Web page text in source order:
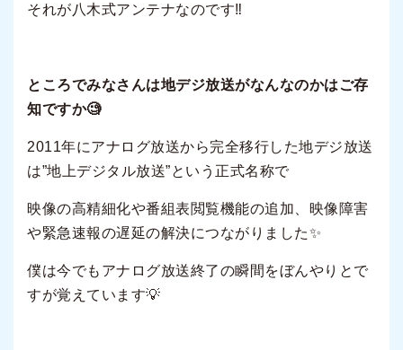
それが八木式アンテナなのです‼
ところでみなさんは地デジ放送がなんなのかはご存
知ですか🧐
2011年にアナログ放送から完全移行した地デジ放送
は”地上デジタル放送”という正式名称で
映像の高精細化や番組表閲覧機能の追加、映像障害
や緊急速報の遅延の解決につながりました✨
僕は今でもアナログ放送終了の瞬間をぼんやりとで
すが覚えています💡